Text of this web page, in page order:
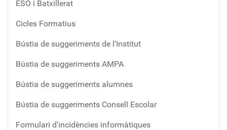
ESO i Batxillerat
Cicles Formatius
Bústia de suggeriments de l'Institut
Bústia de suggeriments AMPA
Bústia de suggeriments alumnes
Bústia de suggeriments Consell Escolar
Formulari d'incidències informàtiques